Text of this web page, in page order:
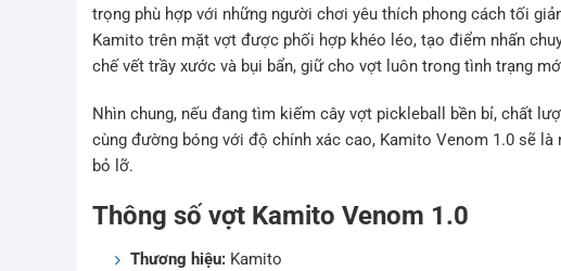
trọng phù hợp với những người chơi yêu thích phong cách tối
Kamito trên mặt vợt được phối hợp khéo léo, tạo điểm nhấn
chế vết trầy xước và bụi bẩn, giữ cho vợt luôn trong tình trạng
Nhìn chung, nếu đang tìm kiếm cây vợt pickleball bền bỉ, chất
cùng đường bóng với độ chính xác cao, Kamito Venom 1.0 sẽ
bỏ lỡ.
Thông số vợt Kamito Venom 1.0
Thương hiệu: Kamito